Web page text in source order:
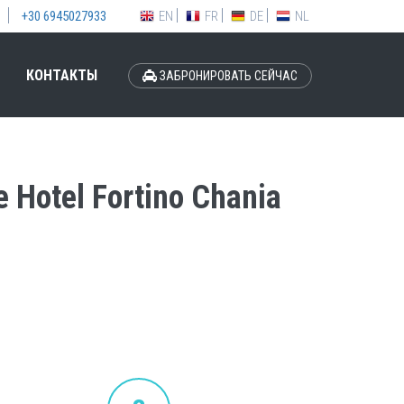
+30 6945027933 EN FR DE NL
КОНТАКТЫ ЗАБРОНИРОВАТЬ СЕЙЧАС
Hotel Fortino Chania